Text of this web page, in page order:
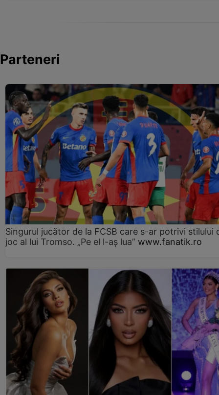
Parteneri
Singurul jucător de la FCSB care s-ar potrivi stilului
joc al lui Tromso. „Pe el l-aș lua” www.fanatik.ro